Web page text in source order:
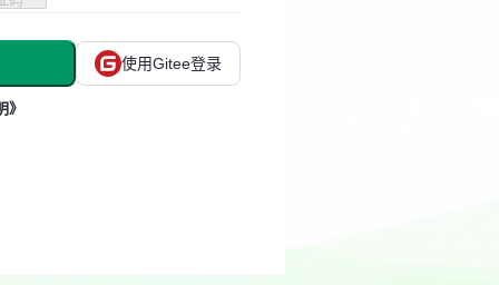
使用Gitee登录
》